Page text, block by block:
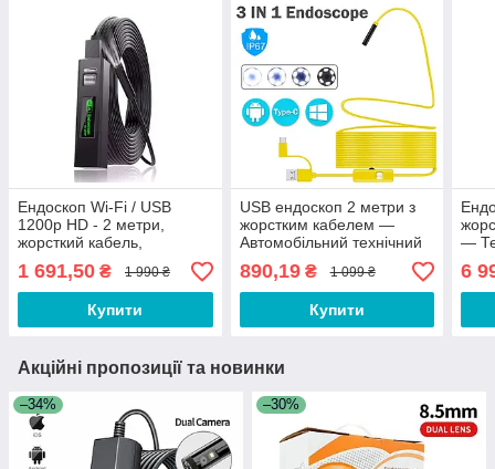
Ендоскоп Wi-Fi / USB
1200p HD - 2 метри,
жорсткий кабель,
бороскоп для смартфона,
телефону
1 691,50 ₴ 1 990 ₴
Купити
USB ендоскоп 2 метри з
жорстким кабелем —
Автомобільний технічний
бороскоп для смартфона,
телефону
890,19₴ 1 099 ₴
Купити
—
6
Акційні пропозиції та новинки
–34% –30%